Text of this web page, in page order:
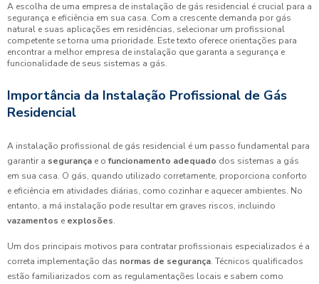
A escolha de uma empresa de instalação de gás residencial é crucial para a
segurança e eficiência em sua casa. Com a crescente demanda por gás
natural e suas aplicações em residências, selecionar um profissional
competente se torna uma prioridade. Este texto oferece orientações para
encontrar a melhor empresa de instalação que garanta a segurança e
funcionalidade de seus sistemas a gás.
Importância da Instalação Profissional de Gás
Residencial
A instalação profissional de gás residencial é um passo fundamental para
garantir a segurança e o funcionamento adequado dos sistemas a gás
em sua casa. O gás, quando utilizado corretamente, proporciona conforto
e eficiência em atividades diárias, como cozinhar e aquecer ambientes. No
entanto, a má instalação pode resultar em graves riscos, incluindo
vazamentos e explosões.
Um dos principais motivos para contratar profissionais especializados é a
correta implementação das normas de segurança. Técnicos qualificados
estão familiarizados com as regulamentações locais e sabem como